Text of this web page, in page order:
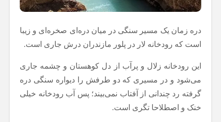
دره زمان یک مسیر سنگی در میان دره‌ای صخره‌ای و زیبا
است که رودخانه لار در پلور مازندران درش جاری است.
این رودخانه زلال و پرآب از دل کوهستان و چشمه‌ جاری
می‌شود و در مسیری که دو طرفش را دیواره سنگی دره
گرفته رد چندانی از آفتاب نمی‎‌بیند؛ پس آب رودخانه خیلی
خنک و اصطلاحا تگری است.